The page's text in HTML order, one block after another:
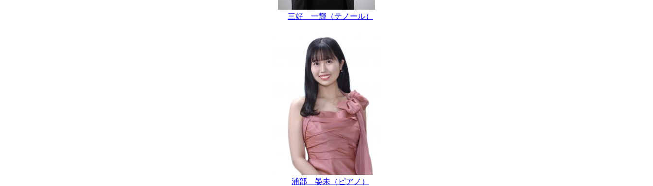
三好 一輝（テノール）
浦部 晏未（ピアノ）